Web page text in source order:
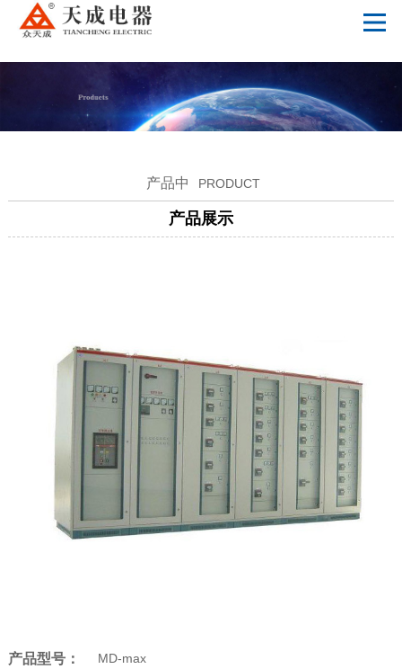
leyu·乐鱼（中国）体育官方网站
产品中 PRODUCT
产品展示
产品型号： MD-max